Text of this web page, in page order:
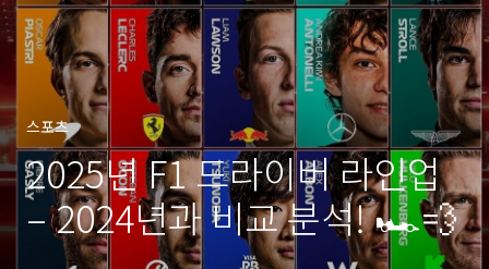
스포츠
2025년 F1 드라이버 라인업
– 2024년과 비교 분석! 🏎️💨